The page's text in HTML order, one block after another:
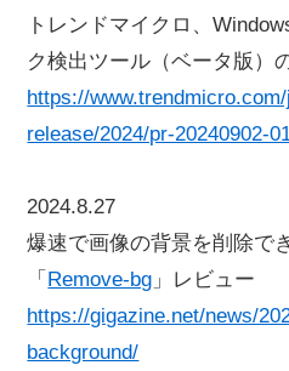
トレンドマイクロ、
ク検出ツール（ベータ版）
https://
release/2024/pr-20240902-
2024.8.27
爆速で画像の背景を削除で
「 Remove-bg 」レビュー
https://gigazine.net/news/
background/